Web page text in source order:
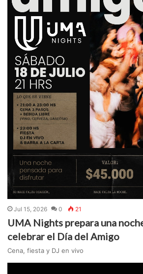
Jul 15, 2026 0 21
UMA Nights prepara una
celebrar el Día del Amigo
Cena, fiesta y DJ en vivo